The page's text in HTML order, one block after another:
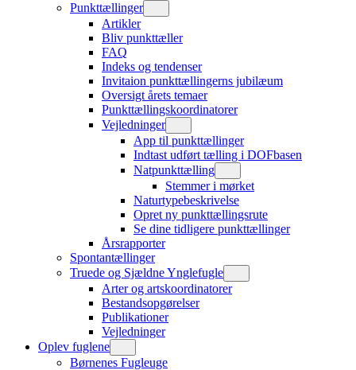
Punkttællinger
Artikler
Bliv punkttæller
FAQ
Indeks og tendenser
Invitaion punkttællingerns jubilæum
Oversigt årets temaer
Punkttællingskoordinatorer
Vejledninger
App til punkttællinger
Indtast udført tælling i DOFbasen
Natpunkttælling
Stemmer i mørket
Naturtypebeskrivelse
Opret ny punkttællingsrute
Se dine tidligere punkttællinger
Årsrapporter
Spontantællinger
Truede og Sjældne Ynglefugle
Arter og artskoordinatorer
Bestandsopgørelser
Publikationer
Vejledninger
Oplev fuglene
Børnenes Fugleuge